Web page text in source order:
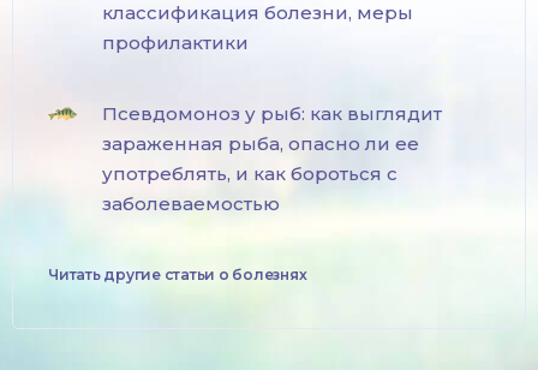
классификация болезни, меры
профилактики
Псевдомоноз у рыб: как выглядит
зараженная рыба, опасно ли ее
употреблять, и как бороться с
заболеваемостью
Читать другие статьи о болезнях